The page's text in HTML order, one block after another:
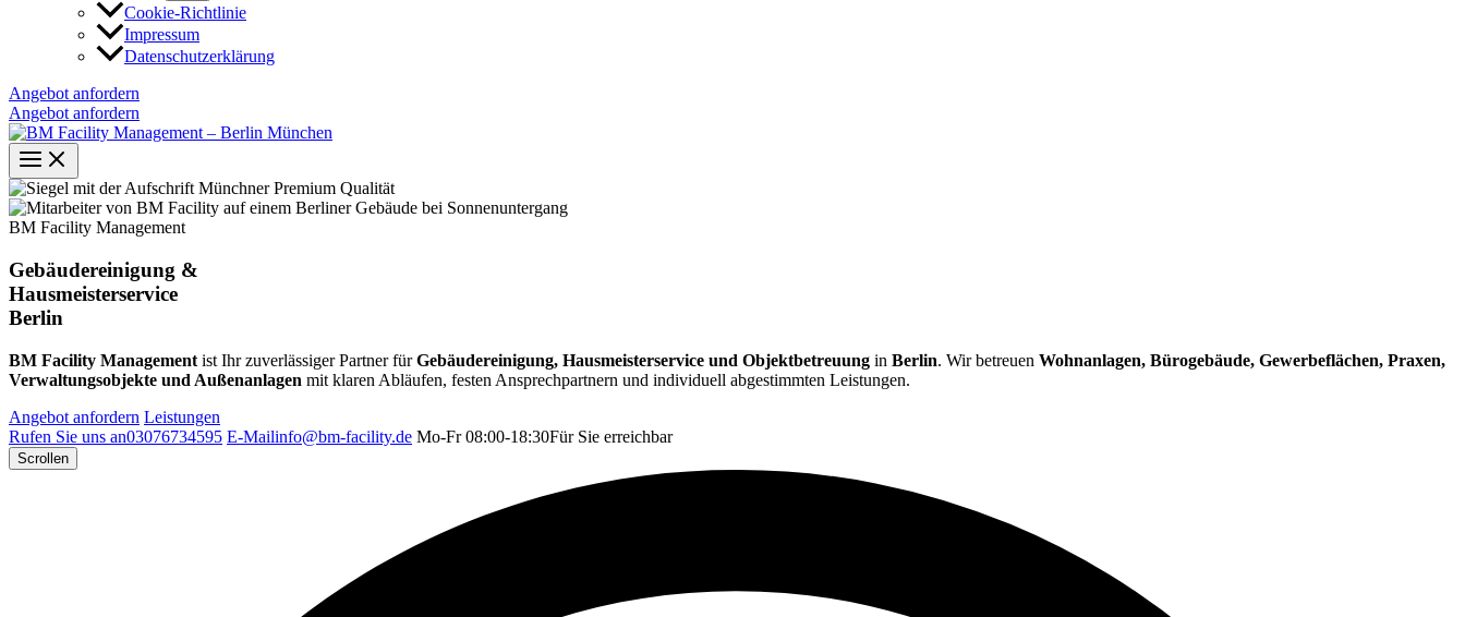
Cookie-Richtlinie
Impressum
Datenschutzerklärung
Angebot anfordern
Angebot anfordern
BM Facility Management
Gebäudereinigung &
Hausmeisterservice
Berlin
BM Facility Management ist Ihr zuverlässiger Partner fürGebäudereinigung, Hausmeisterservice und Objektbetreuung in Berlin. Wir betreuen Wohnanlagen, Bürogebäude, Gewerbeflächen, Praxen,
Verwaltungsobjekte und Außenanlagen mit klaren Abläufen, festen Ansprechpartnern und individuell abgestimmten Leistungen.
Angebot anfordern Leistungen
Rufen Sie uns an03076734595 E-Mailinfo@bm-facility.de Mo-Fr 08:00-18:30Für Sie erreichbar
Scrollen